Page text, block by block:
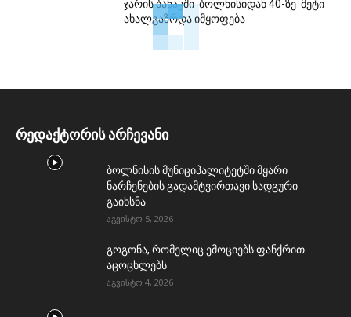
ჯარის ბანაკში ბოლნისიდან 40-ზე მეტი
ახალგაზრდა იმყოფება
რედაქტორის არჩევანი
ბოლნისის მუნიციპალიტეტში მყარი
ნარჩენების გადამტვირთავი სადგური
გაიხსნა
აგვისტო 5, 2026
გოგონა, რომელიც ემოციებს ფანქრით
აცოცხლებს
აგვისტო 4, 2026